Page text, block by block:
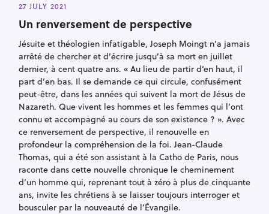
E
G
O
R
E
27 JULY 2021
Un renversement de perspective
Jésuite et théologien infatigable, Joseph Moingt n’a jamais
arrêté de chercher et d’écrire jusqu’à sa mort en juillet
dernier, à cent quatre ans. « Au lieu de partir d‘en haut, il
part d’en bas. Il se demande ce qui circule, confusément
peut-être, dans les années qui suivent la mort de Jésus de
Nazareth. Que vivent les hommes et les femmes qui l’ont
connu et accompagné au cours de son existence ? ». Avec
ce renversement de perspective, il renouvelle en
profondeur la compréhension de la foi. Jean-Claude
Thomas, qui a été son assistant à la Catho de Paris, nous
raconte dans cette nouvelle chronique le cheminement
d’un homme qui, reprenant tout à zéro à plus de cinquante
ans, invite les chrétiens à se laisser toujours interroger et
bousculer par la nouveauté de l’Évangile.